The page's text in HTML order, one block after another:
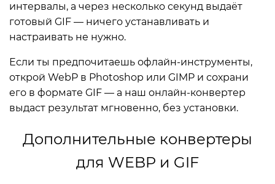
интервалы, а через несколько секунд выдаёт
готовый GIF — ничего устанавливать и
настраивать не нужно.
Если ты предпочитаешь офлайн-инструменты,
открой WebP в Photoshop или GIMP и сохрани
его в формате GIF — а наш онлайн-конвертер
выдаст результат мгновенно, без установки.
Дополнительные конвертеры
для WEBP и GIF